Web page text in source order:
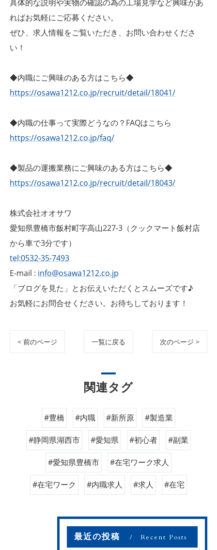
具体的な説明や実物の確認の為の工場見学など興味があ
ればお気軽にご応募ください。
ぜひ、求人情報をご覧いただき、お問い合わせくださ
い！
◆内職にご興味のある方はこちら◆
https://osawa1212.co.jp/recruit/detail/18041/
◆内職の仕事って実際どうなの？FAQはこちら
https://osawa1212.co.jp/faq/
◆製品の運搬業務にご興味のある方はこちら◆
https://osawa1212.co.jp/recruit/detail/18043/
株式会社オオサワ
愛知県豊橋市飯村町字高山227-3（クックマート飯村店
から車で3分です）
tel:0532-35-7493
E-mail : info@osawa1212.co.jp
「ブログを見た」とお伝えいただくとスムーズです♪
お気軽にお問合せください。お待ちしております！
< 前のページ 一覧に戻る 次のページ >
関連タグ
#豊橋 #内職 #新所原 #製造業
#静岡県湖西市 #愛知県 #初心者 #副業
#愛知県豊橋市 #在宅ワーク求人
#在宅ワーク #内職求人 #求人 #在宅
最近の投稿 Recent Posts